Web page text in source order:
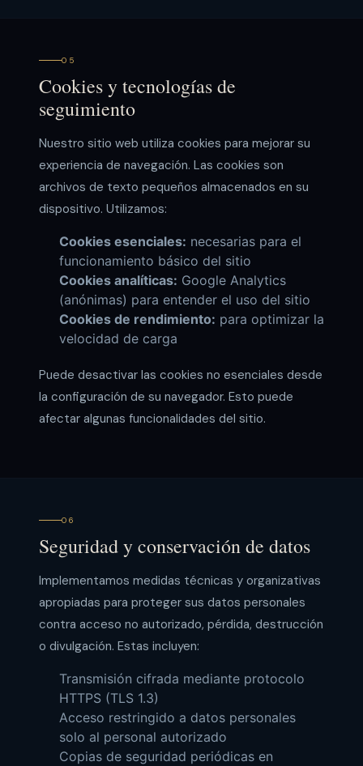
05
Cookies y tecnologías de
seguimiento
Nuestro sitio web utiliza cookies para mejorar su
experiencia de navegación. Las cookies son
archivos de texto pequeños almacenados en su
dispositivo. Utilizamos:
Cookies esenciales: necesarias para el
funcionamiento básico del sitio
Cookies analíticas: Google Analytics
(anónimas) para entender el uso del sitio
Cookies de rendimiento: para optimizar la
velocidad de carga
Puede desactivar las cookies no esenciales desde
la configuración de su navegador. Esto puede
afectar algunas funcionalidades del sitio.
06
Seguridad y conservación de datos
Implementamos medidas técnicas y organizativas
apropiadas para proteger sus datos personales
contra acceso no autorizado, pérdida, destrucción
o divulgación. Estas incluyen:
Transmisión cifrada mediante protocolo
HTTPS (TLS 1.3)
Acceso restringido a datos personales
solo al personal autorizado
Copias de seguridad periódicas en